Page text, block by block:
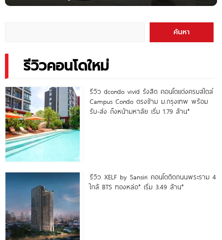
ค้นหา
รีวิวคอนโดใหม่
รีวิว dcondo vivid รังสิต คอนโดแต่งครบสไตล์
Campus Condo ตรงข้าม ม.กรุงเทพ พร้อม
รับ-ส่ง ถึงหน้ามหาลัย เริ่ม 1.79 ล้าน*
รีวิว XELF by Sansiri คอนโดติดถนนพระราม 4
ใกล้ BTS ทองหล่อ* เริ่ม 3.49 ล้าน*